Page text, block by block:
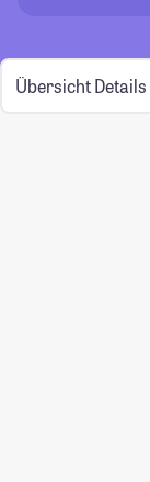
Übersicht Details